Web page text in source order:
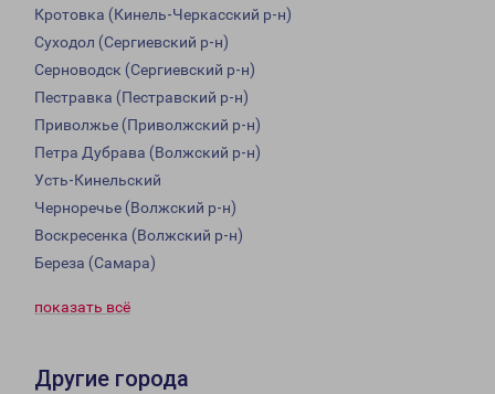
Кротовка (Кинель-Черкасский р-н)
Суходол (Сергиевский р-н)
Серноводск (Сергиевский р-н)
Пестравка (Пестравский р-н)
Приволжье (Приволжский р-н)
Петра Дубрава (Волжский р-н)
Усть-Кинельский
Черноречье (Волжский р-н)
Воскресенка (Волжский р-н)
Береза (Самара)
показать всё
Другие города